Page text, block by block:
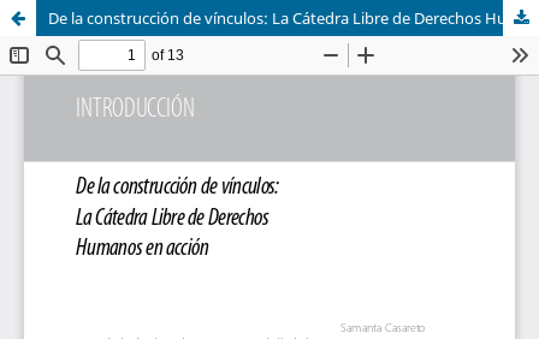
De la construcción de vínculos: La Cátedra Libre de Derechos Humanos en acción